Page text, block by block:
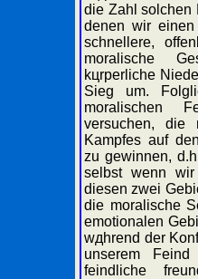
die Zahl solchen
denen wir
schnellere,
moralische
kцrperliche
Sieg um.
moralischen
versuchen, die
Kampfes auf
zu gewinnen,
selbst wenn
diesen zwei
die moralische
emotionalen
wдhrend der
unserem
feindliche